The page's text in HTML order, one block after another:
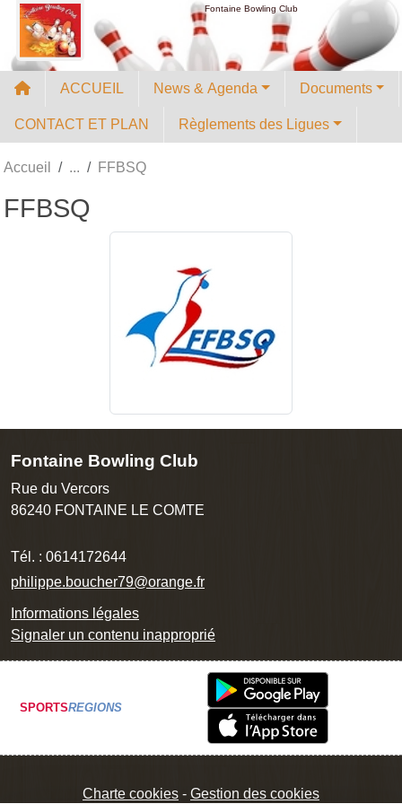
Fontaine Bowling Club
ACCUEIL News & Agenda Documents
CONTACT ET PLAN Règlements des Ligues
Accueil FFBSQ
FFBSQ
Fontaine Bowling Club
Rue du Vercors
86240 FONTAINE LE COMTE
Tél. : 0614172644
philippe.boucher79@orange.fr
Informations légales
Signaler un contenu inapproprié
SPORTSREGIONS
Charte cookies Gestion des cookies
Panneau de gestion des cookies